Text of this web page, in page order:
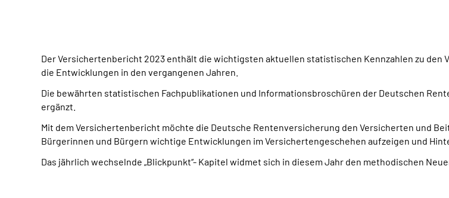
Der Versichertenbericht 2023 enthält die wichtigsten aktuellen statistischen Kennzahlen zu
die Entwicklungen in den vergangenen Jahren.
Die bewährten statistischen Fachpublikationen und Informationsbroschüren der Deutschen
ergänzt.
Mit dem Versichertenbericht möchte die Deutsche Rentenversicherung den Versicherten und
Bürgerinnen und Bürgern wichtige Entwicklungen im Versichertengeschehen aufzeigen und
Das jährlich wechselnde „Blickpunkt‘‘- Kapitel widmet sich in diesem Jahr den methodischen